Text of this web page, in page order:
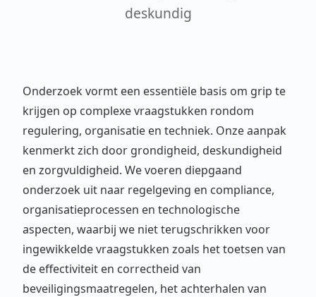
deskundig
Onderzoek vormt een essentiële basis om grip te
krijgen op complexe vraagstukken rondom
regulering, organisatie en techniek. Onze aanpak
kenmerkt zich door grondigheid, deskundigheid
en zorgvuldigheid. We voeren diepgaand
onderzoek uit naar regelgeving en compliance,
organisatieprocessen en technologische
aspecten, waarbij we niet terugschrikken voor
ingewikkelde vraagstukken zoals het toetsen van
de effectiviteit en correctheid van
beveiligingsmaatregelen, het achterhalen van